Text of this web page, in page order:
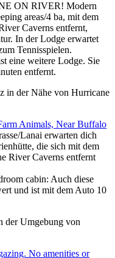
ON RIVER! Modern
areas/4 ba, mit dem
Caverns entfernt,
In der Lodge erwartet
Tennisspielen.
eine weitere Lodge. Sie
entfernt.
in der Nähe von Hurricane
Animals, Near Buffalo
Lanai erwarten dich
die sich mit dem
River Caverns entfernt
cabin: Auch diese
und ist mit dem Auto 10
der Umgebung von
No amenities or